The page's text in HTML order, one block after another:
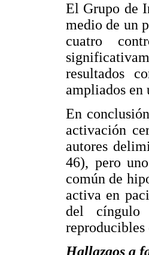
El Grupo de
medio de un
cuatro
resultados
ampliados
En
activación
autores
46), pero
común de
activa en
del cíngulo
reproducibles
Hallazgos a